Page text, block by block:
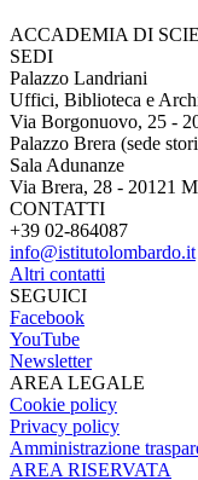
ACCADEMIA DI
SEDI
Palazzo Landriani
Uffici, Biblioteca e
Via Borgonuovo, 25 -
Palazzo Brera (sede
Sala Adunanze
Via Brera, 28 - 20121
CONTATTI
+39 02-864087
info@istitutolombardo.it
Altri contatti
SEGUICI
Facebook
YouTube
Newsletter
AREA LEGALE
Cookie policy
Privacy policy
Amministrazione
AREA RISERVATA